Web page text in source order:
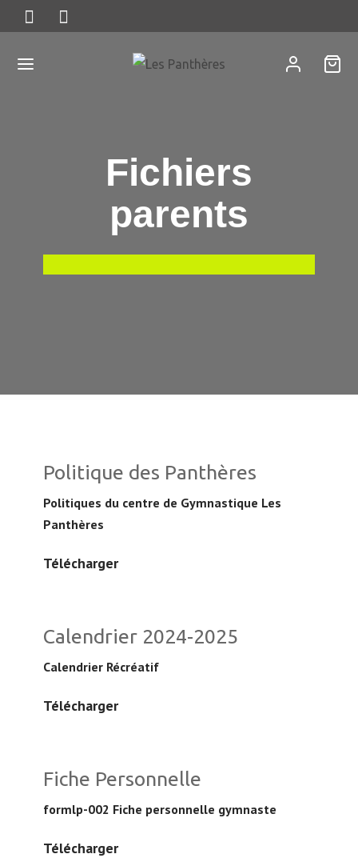
Fichiers
parents
Politique des Panthères
Politiques du centre de Gymnastique Les
Panthères
Télécharger
Calendrier 2024-2025
Calendrier Récréatif
Télécharger
Fiche Personnelle
formlp-002 Fiche personnelle gymnaste
Télécharger